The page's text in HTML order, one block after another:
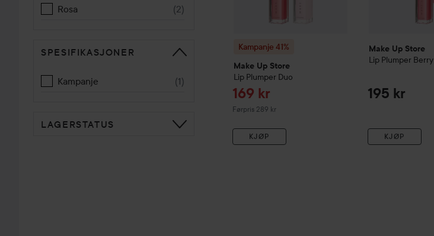
Rosa
(2)
SPESIFIKASJONER
Kampanje (1)
LAGERSTATUS
Kampanje 41%
Make Up Store
Lip Plumper Duo
Tilbudspris
169 kr
Førpris 289 kr
Ordinarie pris 289 kr
KJØP
Make Up Store
Lip Plumper Berry
195 kr
KJØP